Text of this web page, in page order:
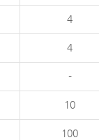
4
4
-
10
100